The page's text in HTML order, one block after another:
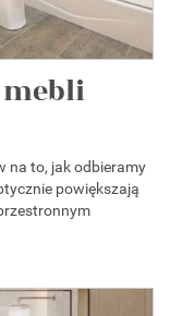
na to, jak odbieramy
powiększają